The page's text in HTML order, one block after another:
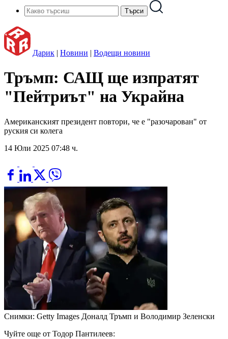
Дарик | Новини | Водещи новини
Тръмп: САЩ ще изпратят
"Пейтриът" на Украйна
Американският президент повтори, че е "разочарован" от
руския си колега
14 Юли 2025 07:48 ч.
Снимки: Getty Images Доналд Тръмп и Володимир Зеленски
Чуйте още от Тодор Пантилеев: